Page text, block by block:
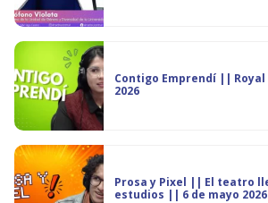
Contigo Emprendí || Royal Bites || 6 de mayo
2026
Prosa y Pixel || El teatro llega a nuestros
estudios || 6 de mayo 2026